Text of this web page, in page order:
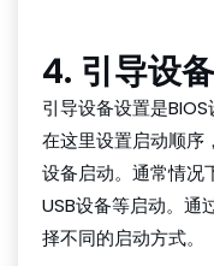
4. 引导设
引导设备设置是
在这里设置启动顺序
设备启动。通常情况
USB设备等启动。通
择不同的启动方式。